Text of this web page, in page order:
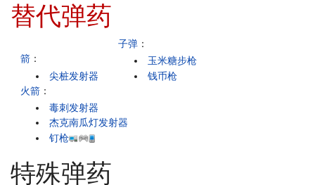
替代弹药
箭 ：
尖桩发射器
子弹 ：
玉米糖步枪
钱币枪
火箭 ：
毒刺发射器
杰克南瓜灯发射器
钉枪
特殊弹药